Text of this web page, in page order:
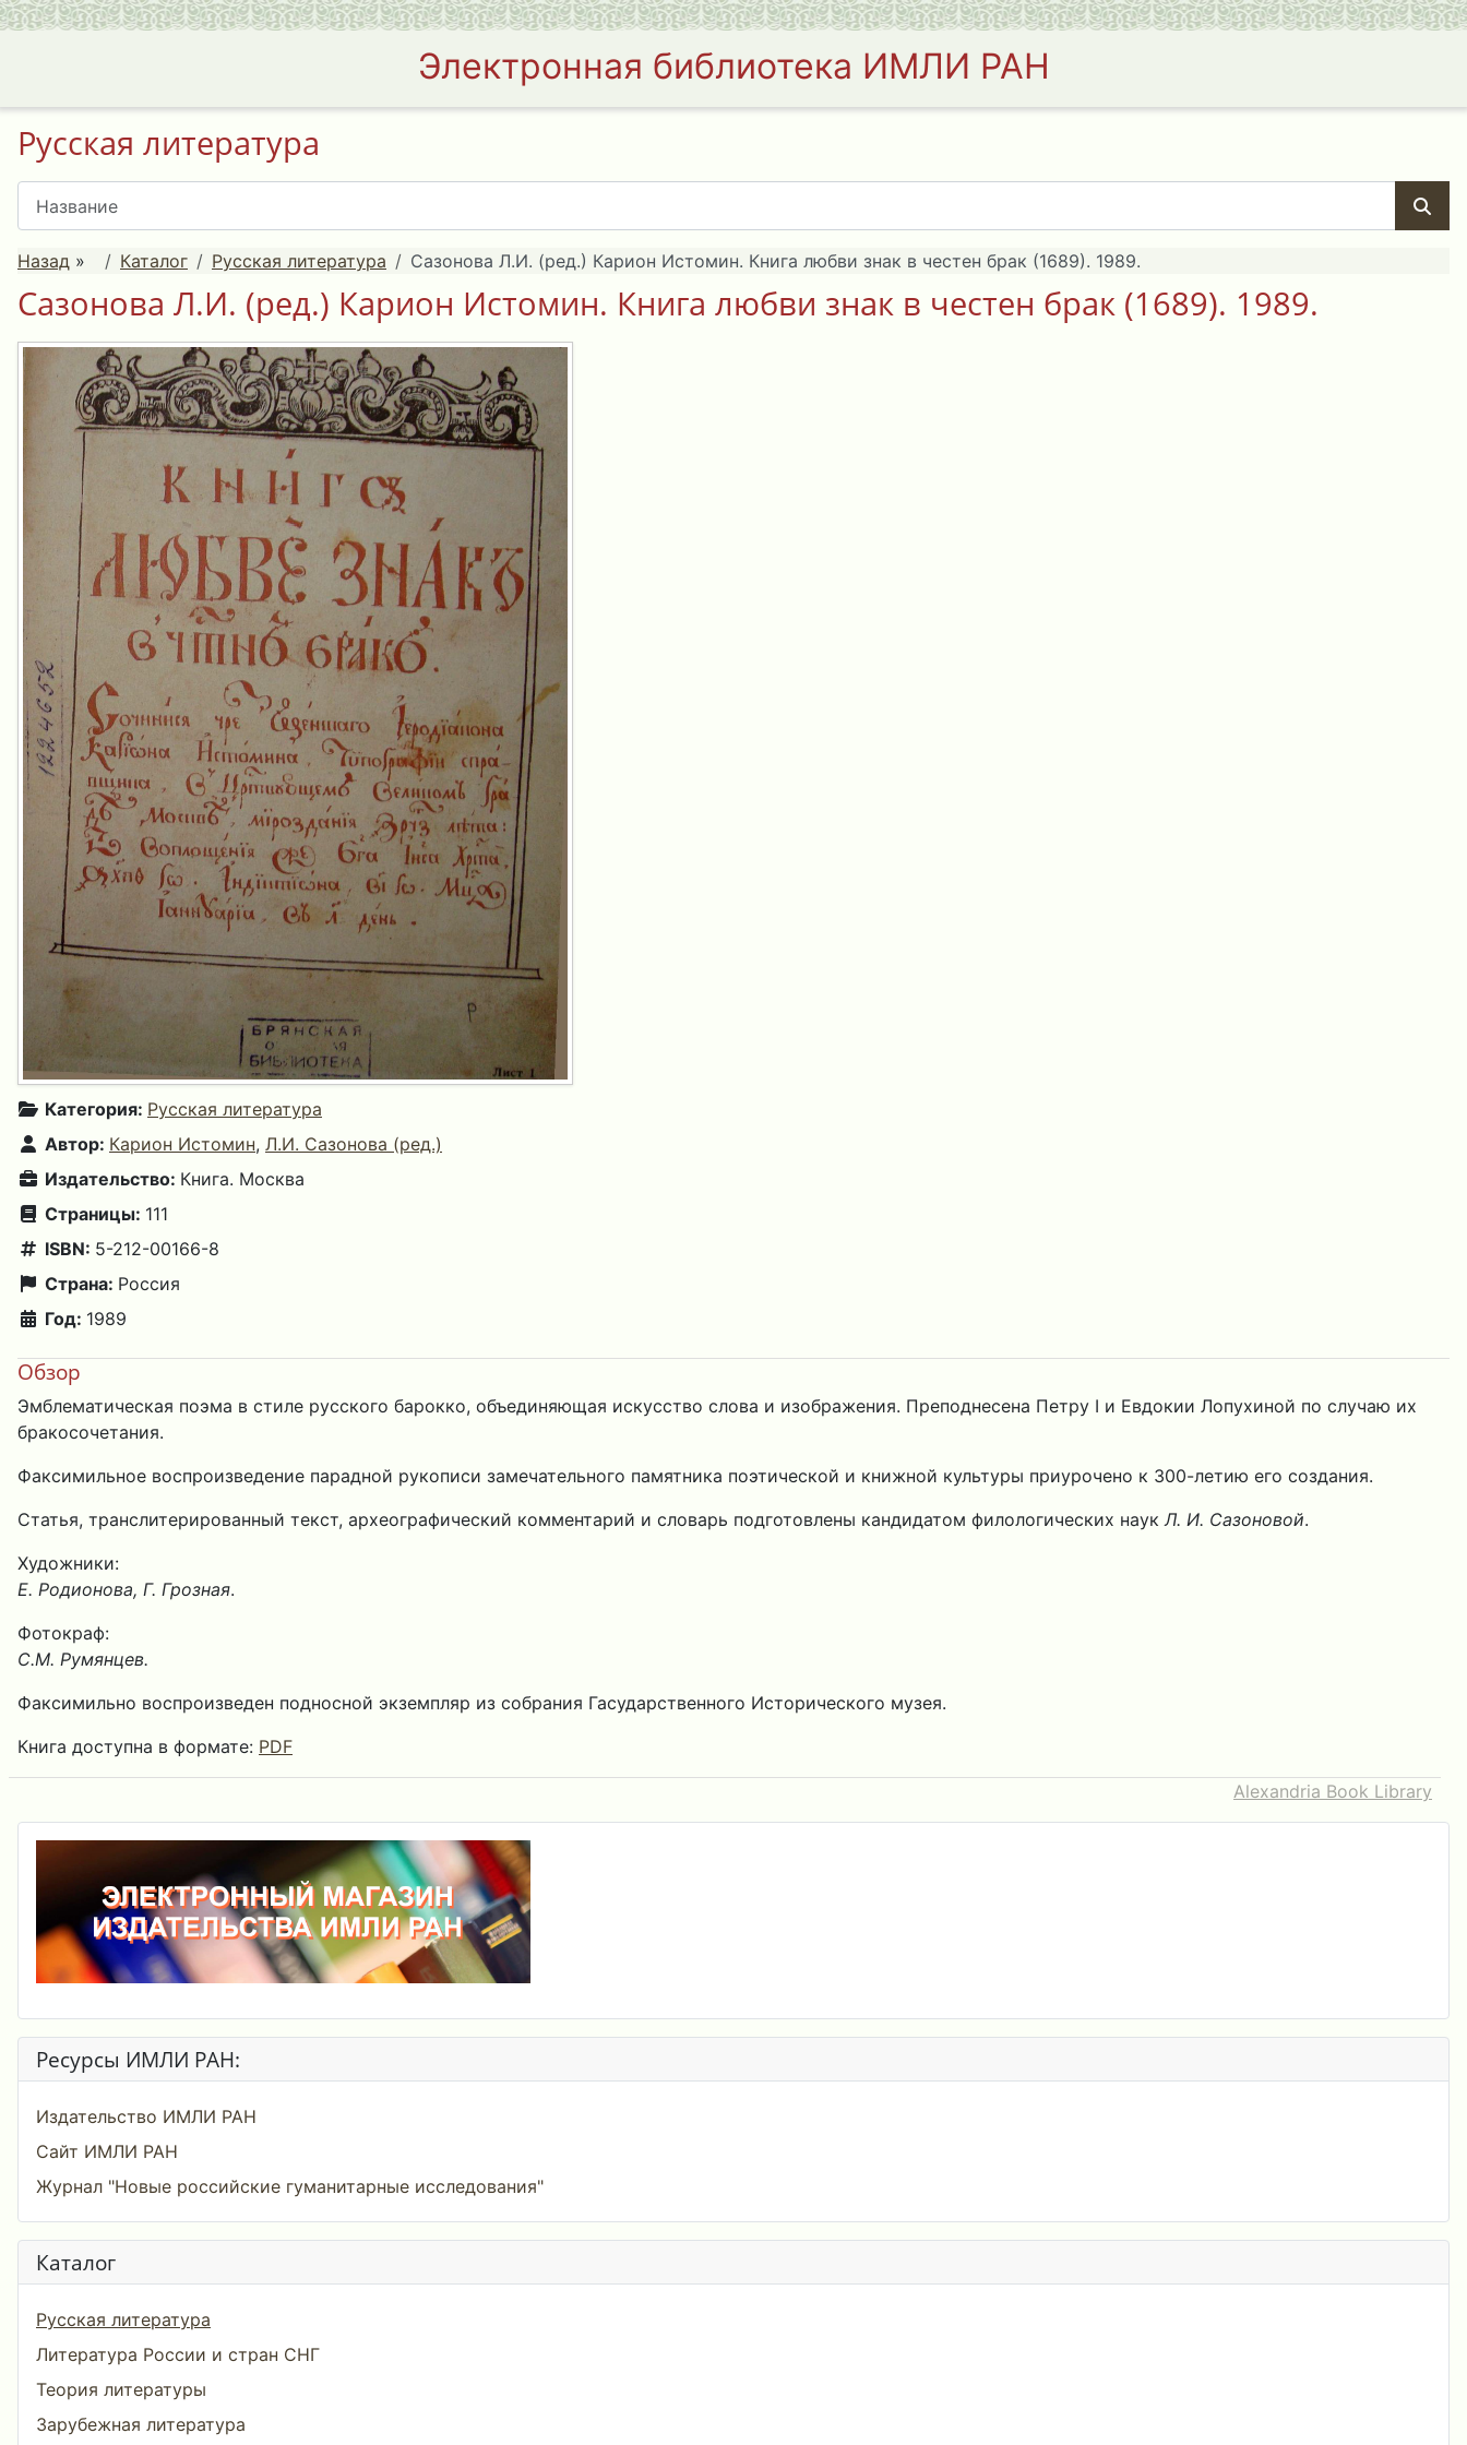
Электронная библиотека ИМЛИ РАН
Русская литература
Назад » Каталог Русская литература Сазонова Л.И. (ред.) Карион Истомин. Книга любви знак в честен брак (1689). 1989.
Сазонова Л.И. (ред.) Карион Истомин. Книга любви знак в честен брак (1689). 1989.
Категория: Русская литература
Автор: Карион Истомин, Л.И. Сазонова (ред.)
Издательство: Книга. Москва
Страницы: 111
ISBN: 5-212-00166-8
Страна: Россия
Год: 1989
Обзор
Эмблематическая поэма в стиле русского барокко, объединяющая искусство слова и изображения. Преподнесена Петру I и Евдокии Лопухиной по случаю их
бракосочетания.
Факсимильное воспроизведение парадной рукописи замечательного памятника поэтической и книжной культуры приурочено к 300-летию его создания.
Статья, транслитерированный текст, археографический комментарий и словарь подготовлены кандидатом филологических наукЛ. И. Сазоновой.
Художники:
Е. Родионова, Г. Грозная.
Фотокраф:
С.М. Румянцев.
Факсимильно воспроизведен подносной экземпляр из собрания Гасударственного Исторического музея.
Книга доступна в формате: PDF
Alexandria Book Library
Ресурсы ИМЛИ РАН:
Издательство ИМЛИ РАН
Сайт ИМЛИ РАН
Журнал "Новые российские гуманитарные исследования"
Каталог
Русская литература
Литература России и стран СНГ
Теория литературы
Зарубежная литература